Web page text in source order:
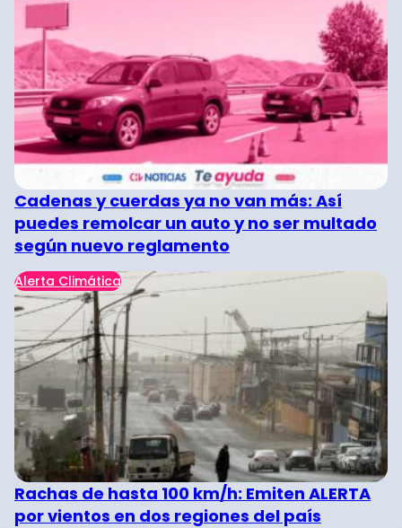
Cadenas y cuerdas ya no van más: Así
puedes remolcar un auto y no ser multado
según nuevo reglamento
Alerta Climática
Rachas de hasta 100 km/h: Emiten ALERTA
por vientos en dos regiones del país